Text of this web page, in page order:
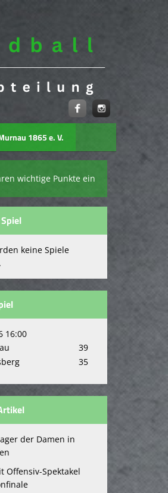
1865 e. V.
wichtige Punkte ein
keine Spiele
16:00
39
35
der Damen in
Offensiv-Spektakel